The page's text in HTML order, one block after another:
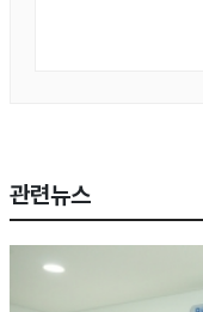
관련뉴스